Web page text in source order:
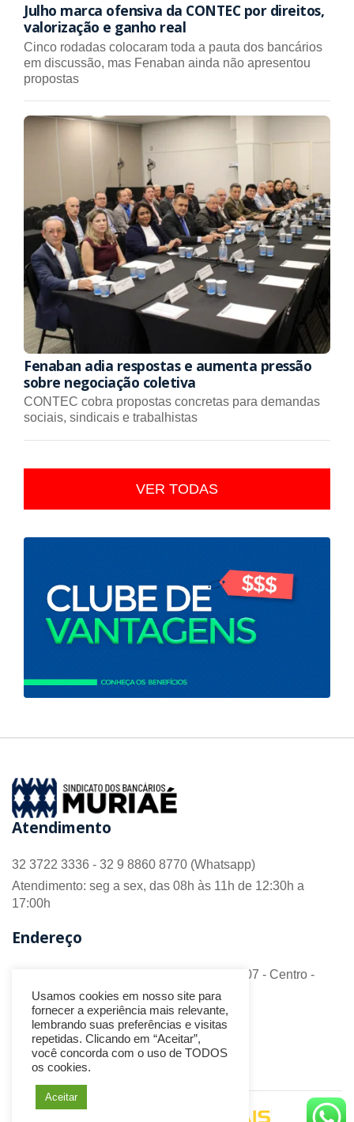
Julho marca ofensiva da CONTEC por direitos,
valorização e ganho real
Cinco rodadas colocaram toda a pauta dos bancários
em discussão, mas Fenaban ainda não apresentou
propostas
Fenaban adia respostas e aumenta pressão
sobre negociação coletiva
CONTEC cobra propostas concretas para demandas
sociais, sindicais e trabalhistas
VER TODAS
Atendimento
32 3722 3336 - 32 9 8860 8770 (Whatsapp)
Atendimento: seg a sex, das 08h às 11h de 12:30h a
17:00h
Endereço
R. Barão do Monte Alto nº 70 - Sala 306/307 - Centro -
CEP 36.880-018 - Muriaé/MG
Redes Sociais
Usamos cookies em nosso site para
fornecer a experiência mais relevante,
lembrando suas preferências e visitas
repetidas. Clicando em “Aceitar”,
você concorda com o uso de TODOS
os cookies.
Aceitar